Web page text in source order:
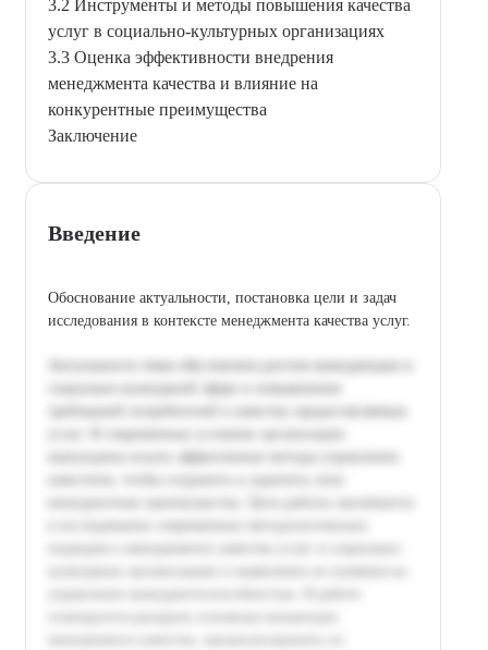
3.2 Инструменты и методы повышения качества
услуг в социально-культурных организациях
3.3 Оценка эффективности внедрения
менеджмента качества и влияние на
конкурентные преимущества
Заключение
Введение
Обоснование актуальности, постановка цели и задач
исследования в контексте менеджмента качества услуг.